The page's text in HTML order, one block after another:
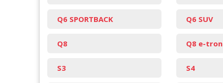
Q6 SPORTBACK Q6 SUV
Q8 Q8 e-tron
S3 S4